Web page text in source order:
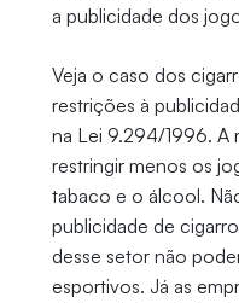
a publicidade dos
Veja o caso dos
restrições à
na Lei 9.294/1996. A
restringir menos os
tabaco e o álcool.
publicidade de
desse setor não
esportivos. Já as